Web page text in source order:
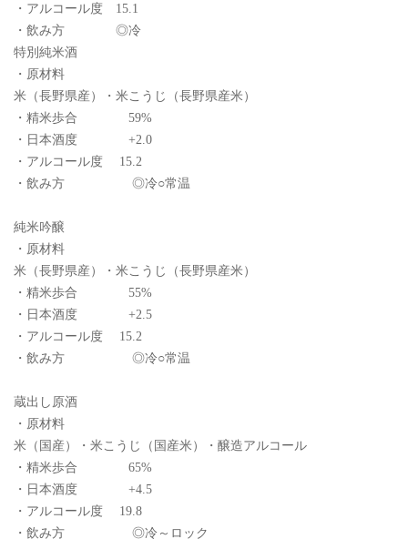
・アルコール度 15.1
・飲み方 ◎冷
特別純米酒
・原材料
米（長野県産）・米こうじ（長野県産米）
・精米歩合 59%
・日本酒度 +2.0
・アルコール度 15.2
・飲み方 ◎冷○常温
純米吟醸
・原材料
米（長野県産）・米こうじ（長野県産米）
・精米歩合 55%
・日本酒度 +2.5
・アルコール度 15.2
・飲み方 ◎冷○常温
蔵出し原酒
・原材料
米（国産）・米こうじ（国産米）・醸造アルコール
・精米歩合 65%
・日本酒度 +4.5
・アルコール度 19.8
・飲み方 ◎冷～ロック